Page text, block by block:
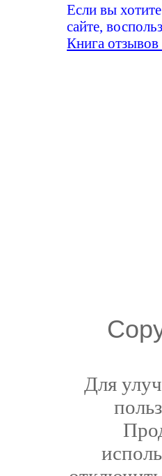
Если вы
сайте,
Книга отзывов
Для